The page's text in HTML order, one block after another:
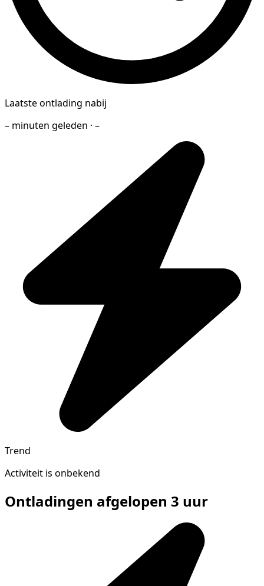
Laatste ontlading nabij
– minuten geleden · –
Trend
Activiteit is onbekend
Ontladingen afgelopen 3 uur